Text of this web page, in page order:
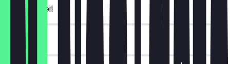
~4 € Vorteil
7 Tage